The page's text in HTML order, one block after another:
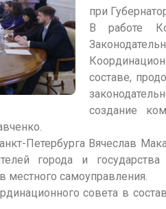
при
В работе
составе,
создание
Петербурга Вячеслав
города и
местного самоуправления.
совета в